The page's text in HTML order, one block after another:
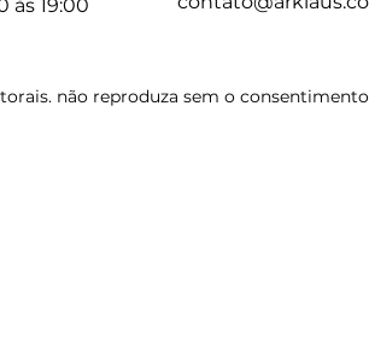
às 19:00
não reproduza sem o